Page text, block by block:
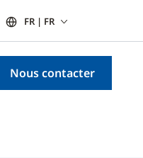
FR | FR
Nous contacter